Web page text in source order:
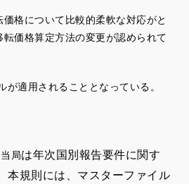
格について比較的柔軟な対応がと
価格算定方法の変更が認められて
が適用されることとなっている。
局は年次国別報告要件に関す
本規則には、マスターファイル